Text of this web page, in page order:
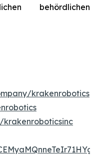
behördlichen
krakenrobotics
krakenroboticsinc